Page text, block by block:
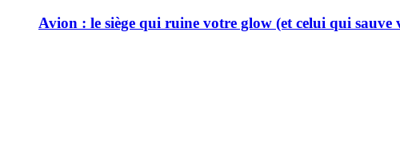
Avion : le siège qui ruine votre glow (et celui qui sauve